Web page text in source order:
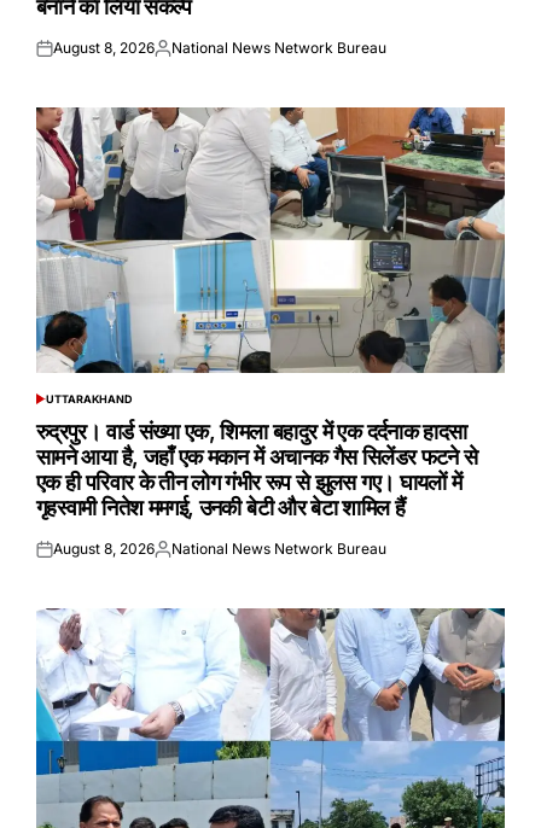
बनाने का लिया संकल्प
Posted
August 8, 2026Posted
National News Network Bureau
POSTED
UTTARAKHAND
रुद्रपुर। वार्ड संख्या एक, शिमला बहादुर में एक दर्दनाक हादसा
सामने आया है, जहाँ एक मकान में अचानक गैस सिलेंडर फटने से
एक ही परिवार के तीन लोग गंभीर रूप से झुलस गए। घायलों में
गृहस्वामी नितेश ममगई, उनकी बेटी और बेटा शामिल हैं
Posted
August 8, 2026Posted
National News Network Bureau